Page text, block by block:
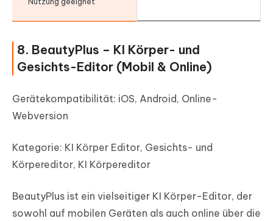
8. BeautyPlus – KI Körper- und
Gesichts-Editor (Mobil & Online)
Gerätekompatibilität: iOS, Android, Online-
Webversion
Kategorie: KI Körper Editor, Gesichts- und
Körpereditor, KI Körpereditor
BeautyPlus ist ein vielseitiger KI Körper-Editor, der
sowohl auf mobilen Geräten als auch online über die